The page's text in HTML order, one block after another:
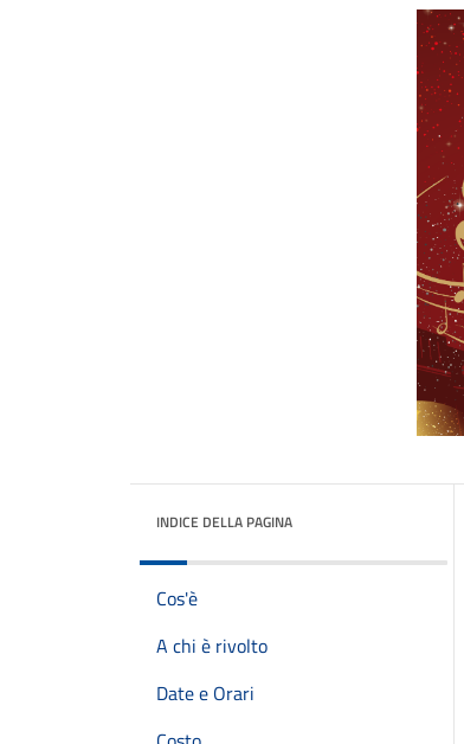
INDICE DELLA PAGINA
Cos'è
A chi è rivolto
Date e Orari